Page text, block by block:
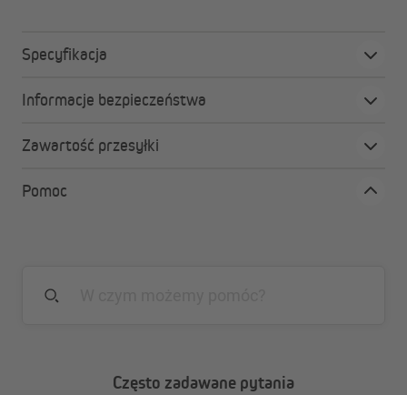
Specyfikacja
Informacje bezpieczeństwa
Zawartość przesyłki
Pomoc
Często zadawane pytania